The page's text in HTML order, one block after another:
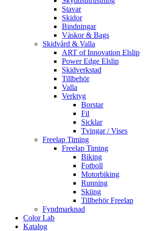
Stavar
Skidor
Bindningar
Väskor & Bags
Skidvård & Valla
ART of Innovation Elslip
Power Edge Elslip
Skidverkstad
Tillbehör
Valla
Verktyg
Borstar
Fil
Sicklar
Tvingar / Vises
Freelap Timing
Freelap Timing
Biking
Fotboll
Motorbiking
Running
Skiing
Tillbehör Freelap
Fyndmarknad
Color Lab
Katalog